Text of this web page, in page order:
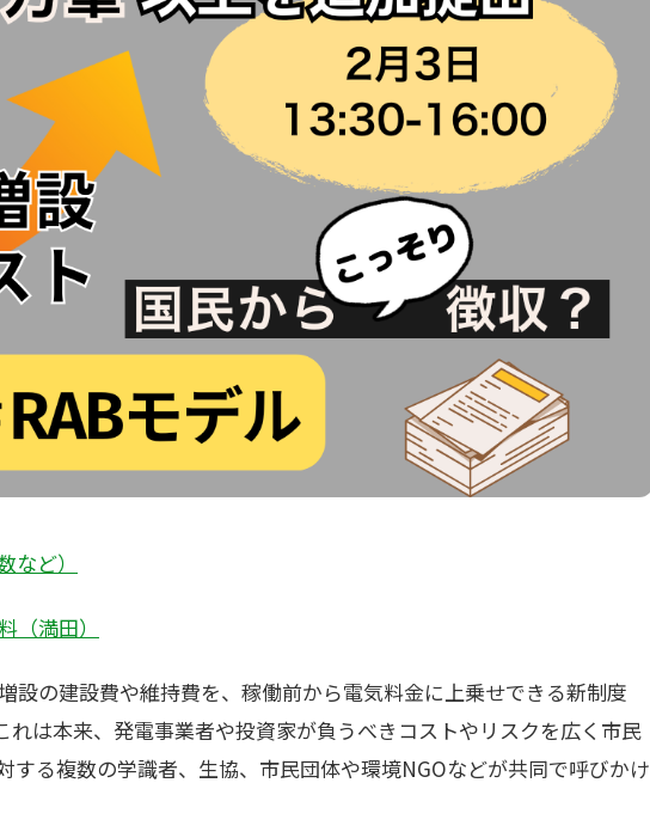
ど）
（満田）
設の建設費や維持費を、稼働前から電気料金に上乗せできる新制度
れは本来、発電事業者や投資家が負うべきコストやリスクを広く市民
する複数の学識者、生協、市民団体や環境NGOなどが共同で呼びかけ